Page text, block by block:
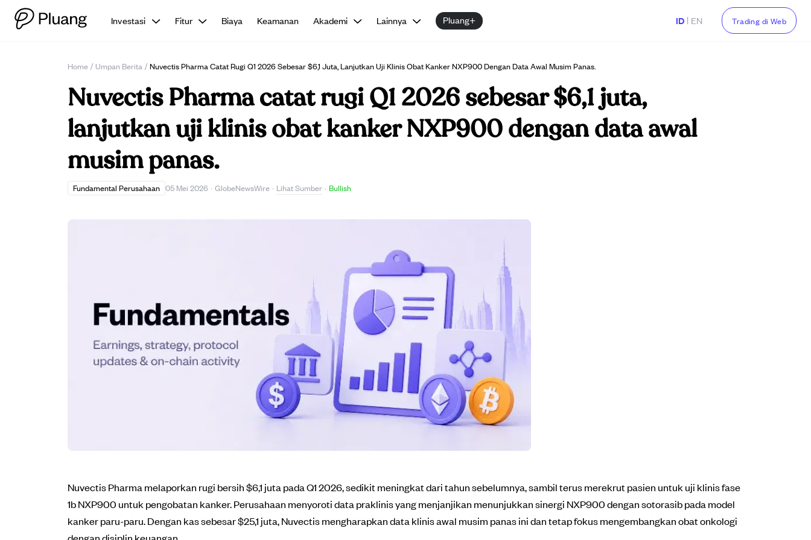
Investasi Fitur Biaya Keamanan Akademi Lainnya Pluang+ ID | EN Trading di Web
Home / Umpan Berita / Nuvectis Pharma Catat Rugi Q1 2026 Sebesar $6,1 Juta, Lanjutkan Uji Klinis Obat Kanker NXP900 Dengan Data Awal Musim Panas.
Nuvectis Pharma catat rugi Q1 2026 sebesar $6,1 juta,
lanjutkan uji klinis obat kanker NXP900 dengan data awal
musim panas.
Fundamental Perusahaan 05 Mei 2026 · GlobeNewsWire · Lihat Sumber · Bullish
Nuvectis Pharma melaporkan rugi bersih $6,1 juta pada Q1 2026, sedikit meningkat dari tahun sebelumnya, sambil terus merekrut pasien untuk uji klinis fase
1b NXP900 untuk pengobatan kanker. Perusahaan menyoroti data praklinis yang menjanjikan menunjukkan sinergi NXP900 dengan sotorasib pada model
kanker paru-paru. Dengan kas sebesar $25,1 juta, Nuvectis mengharapkan data klinis awal musim panas ini dan tetap fokus mengembangkan obat onkologi